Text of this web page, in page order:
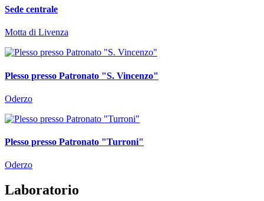
Sede centrale
Motta di Livenza
Plesso presso Patronato "S. Vincenzo"
Oderzo
Plesso presso Patronato "Turroni"
Oderzo
Laboratorio